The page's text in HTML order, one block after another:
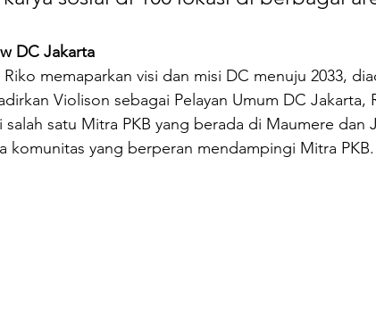
DC Jakarta
Riko memaparkan visi dan misi DC menuju 2033,
Violison sebagai Pelayan Umum DC Jakarta,
salah satu Mitra PKB yang berada di Maumere dan
komunitas yang berperan mendampingi Mitra PKB.